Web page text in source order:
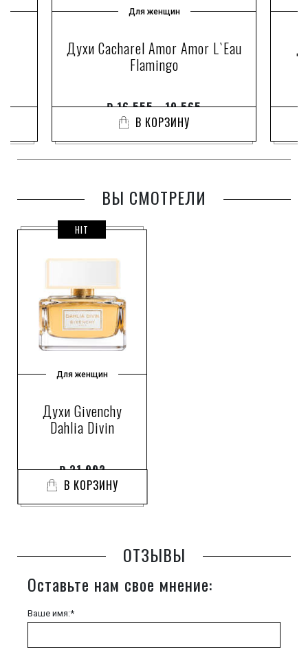
Для женщин
Духи Cacharel Amor Amor L`Eau
Flamingo
₽16 555 - 19 565
В КОРЗИНУ
ВЫ СМОТРЕЛИ
HIT
Для женщин
Духи Givenchy
Dahlia Divin
₽31 992
В КОРЗИНУ
ОТЗЫВЫ
Оставьте нам свое мнение:
Ваше имя:*